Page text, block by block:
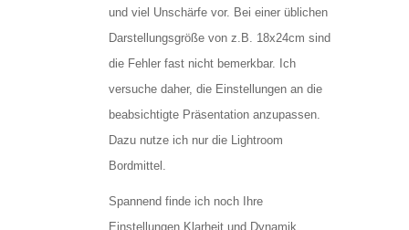
und viel Unschärfe vor. Bei einer üblichen
Darstellungsgröße von z.B. 18x24cm sind
die Fehler fast nicht bemerkbar. Ich
versuche daher, die Einstellungen an die
beabsichtigte Präsentation anzupassen.
Dazu nutze ich nur die Lightroom
Bordmittel.
Spannend finde ich noch Ihre
Einstellungen Klarheit und Dynamik.